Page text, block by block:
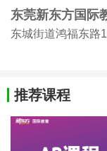
东莞新东方国际
东城街道鸿福东路
推荐课程